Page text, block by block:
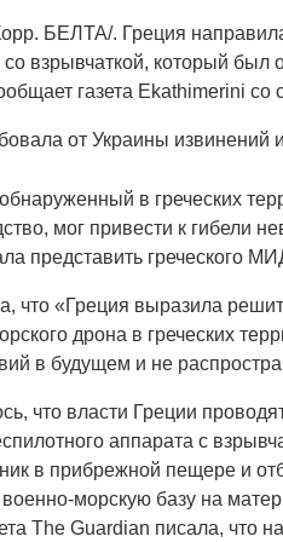
БЕЛТА/. Греция
со взрывчаткой, который
газета Ekathimerini
от Украины извинений
в греческих
мог привести к гибели
представить греческого
что «Греция выразила
дрона в греческих
в будущем и не
что власти Греции
аппарата с
в прибрежной пещере и
морскую базу на
The Guardian писала, что